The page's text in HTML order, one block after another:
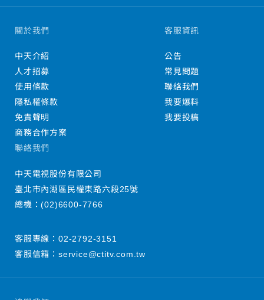
關於我們
中天介紹
人才招募
使用條款
隱私權條款
免責聲明
商務合作方案
客服資訊
公告
常見問題
聯絡我們
我要爆料
我要投稿
聯絡我們
中天電視股份有限公司
臺北市內湖區民權東路六段25號
總機：(02)6600-7766
客服專線： 02-2792-3151
客服信箱： service@ctitv.com.tw